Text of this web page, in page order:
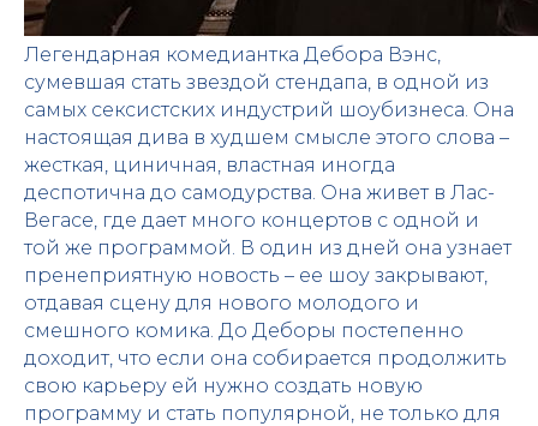
Легендарная комедиантка Дебора Вэнс,
сумевшая стать звездой стендапа, в одной из
самых сексистских индустрий шоубизнеса. Она
настоящая дива в худшем смысле этого слова –
жесткая, циничная, властная иногда
деспотична до самодурства. Она живет в Лас-
Вегасе, где дает много концертов с одной и
той же программой. В один из дней она узнает
пренеприятную новость – ее шоу закрывают,
отдавая сцену для нового молодого и
смешного комика. До Деборы постепенно
доходит, что если она собирается продолжить
свою карьеру ей нужно создать новую
программу и стать популярной, не только для